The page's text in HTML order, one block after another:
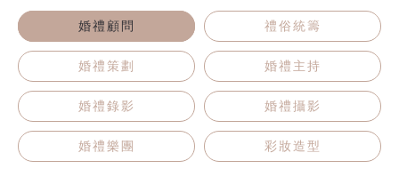
婚禮顧問 禮俗統籌
婚禮策劃 婚禮主持
婚禮錄影 婚禮攝影
婚禮樂團 彩妝造型